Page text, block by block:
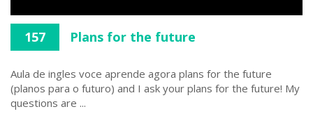
157 Plans for the future
Aula de ingles voce aprende agora plans for the future
(planos para o futuro) and I ask your plans for the future! My
questions are ...